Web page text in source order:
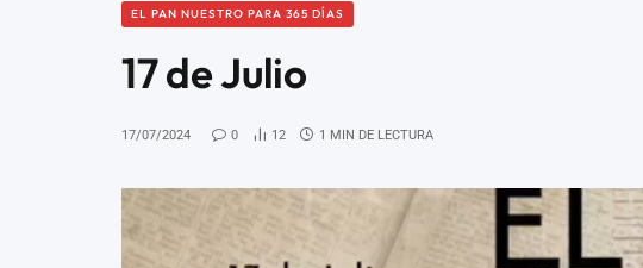
EL PAN NUESTRO PARA 365 DÍAS
17 de Julio
17/07/2024 0 12 1 MIN DE LECTURA